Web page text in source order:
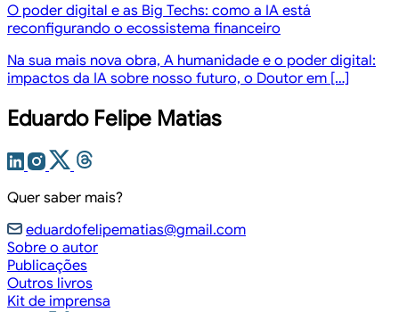
O poder digital e as Big Techs: como a IA está
reconfigurando o ecossistema financeiro
Na sua mais nova obra, A humanidade e o poder digital:
impactos da IA sobre nosso futuro, o Doutor em […]
Eduardo Felipe Matias
Quer saber mais?
eduardofelipematias@gmail.com
Sobre o autor
Publicações
Outros livros
Kit de imprensa